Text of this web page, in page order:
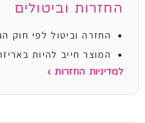
החזרות וביטולים
החזרה וביטול לפי חוק
המוצר חייב להיות
למדיניות החזרות ›